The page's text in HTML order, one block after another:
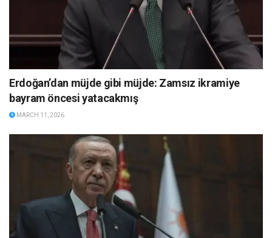
Erdoğan’dan müjde gibi müjde: Zamsız ikramiye
bayram öncesi yatacakmış
MARCH 11, 2026